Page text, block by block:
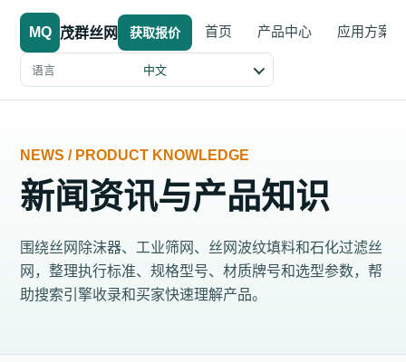
MQ 茂群丝网 首页 产品中心 应用方案
获取报价
语言 中文
NEWS / PRODUCT KNOWLEDGE
新闻资讯与产品知识
围绕丝网除沫器、工业筛网、丝网波纹填料和石化过滤丝
网，整理执行标准、规格型号、材质牌号和选型参数，帮
助搜索引擎收录和买家快速理解产品。